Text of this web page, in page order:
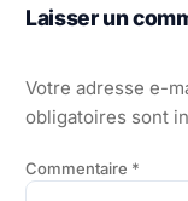
Laisser un
Votre adresse e-
obligatoires sont
Commentaire *